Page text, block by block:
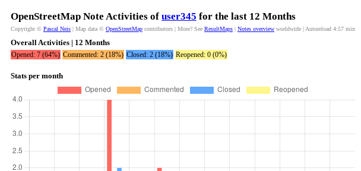
OpenStreetMap Note Activities of user345 for the last 12 Months
Copyright © Pascal Neis | Map data © OpenStreetMap contributors | More? See ResultMaps | Notes overview worldwide | Autoreload 4:57 min
Overall Activities | 12 Months
Opened: 7 (64%) Commented: 2 (18%) Closed: 2 (18%) Reopened: 0 (0%)
Stats per month